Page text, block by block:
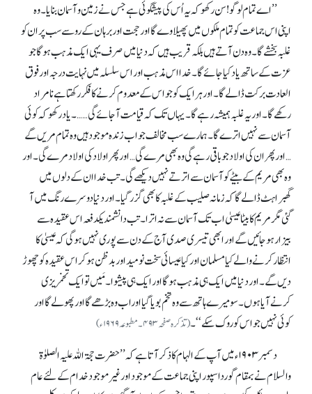
’’اے تمام لوگو! سن رکھو کہ یہ اُس کی پیشگوئی ہے جس نے زمین و آسمان بنایا۔ وہ
اپنی اس جماعت کو تمام ملکوں میں پھیلاوے گا اور حجت اور برہان کے رو سے سب پر ان کو
غلبہ بخشے گا۔ وہ دن آتے ہیں بلکہ قریب ہیں کہ دنیا میں صر ف یہی ایک مذہب ہوگا جو
عزت کے ساتھ یاد کیاجائے گا۔خدااس مذہب اور اس سلسلہ میں نہایت درجہ اور فو ق
العادت برکت ڈالے گا۔ اور ہرایک کو جو اس کے معدوم کرنے کا فکر رکھتاہے نامراد
رکھے گا۔ اور یہ غلبہ ہمیشہ رہے گا۔ یہاں تک کہ قیامت آ جائے گی ……۔یاد رکھو کہ کوئی
آسمان سے نہیں اترے گا۔ہمارے سب مخالف جو اب زندہ موجود ہیں وہ تمام مریں گے
…اور پھر ان کی اولاد جو باقی رہے گی وہ بھی مرے گی… اور پھر اولاد کی اولاد مرے گی۔ اور
وہ بھی مریم کے بیٹے کو آسمان سے اترتے نہیں دیکھے گی۔ تب خدا ان کے دلوں میں
گھبراہٹ ڈالے گا کہ زمانہ صلیب کے غلبہ کابھی گزر گیا۔ اور دنیا دوسرے رنگ میں آ
گئی مگرمریم کا بیٹا عیسیٰ اب تک آسمان سے نہ اترا۔ تب دانشمندیکدفعہ ا س عقیدہ سے
بیزار ہو جائیں گے اور ابھی تیسری صدی آج کے دن سے پوری نہیں ہوگی کہ عیسیٰ کا
انتظار کرنے والے کیا مسلمان اور کیا عیسائی سخت نومید اور بدظن ہوکر ا س عقیدہ کو چھوڑ
دیں گے۔ اور دنیا میں ایک ہی مذہب ہوگا اور ایک ہی پیشوا۔ مَیں تو ایک تخمریزی
کرنے آیاہوں ۔سو میرے ہاتھ سے وہ تخم بویا گیا اوراب و ہ بڑھے گا اور پھولے گا اور
کوئی نہیں جو اس کو روک سکے ‘‘۔(تذکرہ صفحہ ۴۹۳۔مطبوعہ ۱۹۶۹ ء)
دسمبر ۱۹۰۳ ء میں آپ کے الہام کا ذکر آتاہے کہ ’’حضرت حجۃ اللہ علیہ الصلوٰۃ
والسلام نے بمقام گورداسپور اپنی جماعت کے موجود اور غیر موجود خدام کے لئے عام